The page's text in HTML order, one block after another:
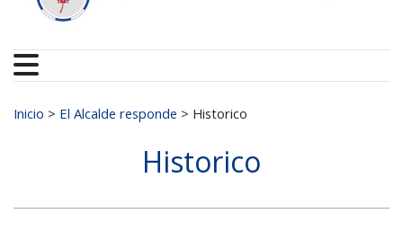
Buscar:
Inicio > El Alcalde responde > Historico
Historico